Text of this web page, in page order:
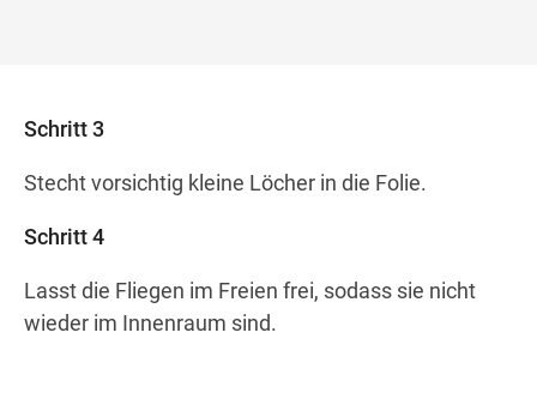
Schritt 3
Stecht vorsichtig kleine Löcher in die Folie.
Schritt 4
Lasst die Fliegen im Freien frei, sodass sie nicht
wieder im Innenraum sind.